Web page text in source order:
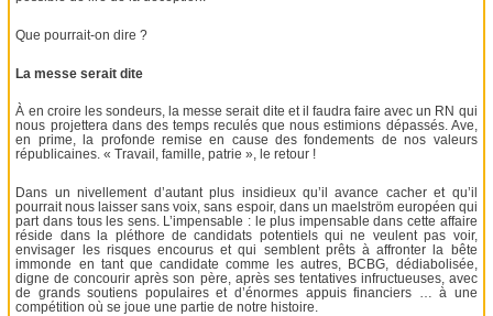
Que pourrait-on dire ?
La messe serait dite
À en croire les sondeurs, la messe serait dite et il faudra faire avec un RN qui
nous projettera dans des temps reculés que nous estimions dépassés. Ave,
en prime, la profonde remise en cause des fondements de nos valeurs
républicaines. « Travail, famille, patrie », le retour !
Dans un nivellement d’autant plus insidieux qu’il avance cacher et qu’il
pourrait nous laisser sans voix, sans espoir, dans un maelström européen qui
part dans tous les sens. L’impensable : le plus impensable dans cette affaire
réside dans la pléthore de candidats potentiels qui ne veulent pas voir,
envisager les risques encourus et qui semblent prêts à affronter la bête
immonde en tant que candidate comme les autres, BCBG, dédiabolisée,
digne de concourir après son père, après ses tentatives infructueuses, avec
de grands soutiens populaires et d’énormes appuis financiers … à une
compétition où se joue une partie de notre histoire.